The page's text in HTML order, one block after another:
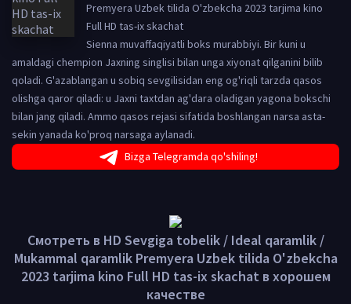
Premyera Uzbek tilida O'zbekcha 2023 tarjima kino
Full HD tas-ix skachat
Sienna muvaffaqiyatli boks murabbiyi. Bir kuni u
amaldagi chempion Jaxning singlisi bilan unga xiyonat qilganini bilib
qoladi. G'azablangan u sobiq sevgilisidan eng og'riqli tarzda qasos
olishga qaror qiladi: u Jaxni taxtdan ag'dara oladigan yagona bokschi
bilan jang qiladi. Ammo qasos rejasi sifatida boshlangan narsa asta-
sekin yanada ko'proq narsaga aylanadi.
Bizga Telegramda qo'shiling!
Смотреть в HD Sevgiga tobelik / Ideal qaramlik /
Mukammal qaramlik Premyera Uzbek tilida O'zbekcha
2023 tarjima kino Full HD tas-ix skachat в хорошем
качестве